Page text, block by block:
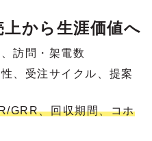
から生涯価値へ
訪問・架電数
、受注サイクル、提案
GRR、回収期間、コホ